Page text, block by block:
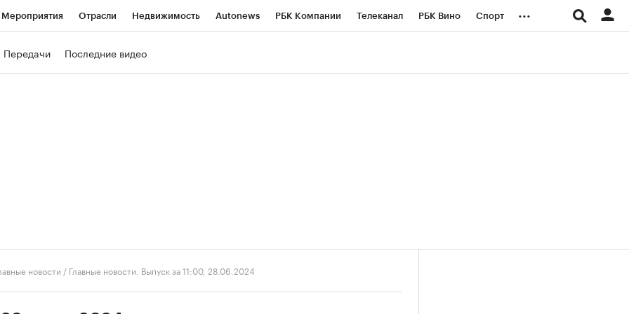
Мероприятия Отрасли Недвижимость Autonews РБК Компании Телеканал РБК Вино Спорт ...
Передачи Последние видео
новости / Главные новости. Выпуск за 11:00, 28.06.2024